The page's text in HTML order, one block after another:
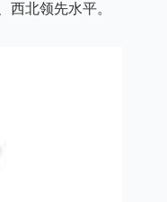
西北领先水平。